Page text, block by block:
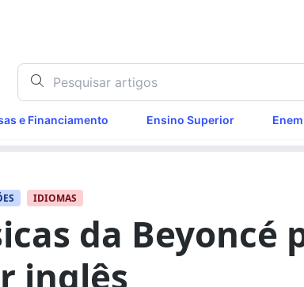
e Financiamento Ensino Superior
IDIOMAS
da Beyoncé
inglês